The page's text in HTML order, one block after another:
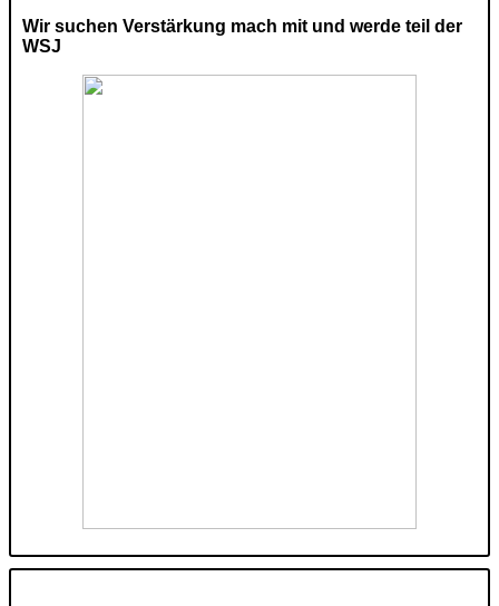
Wir suchen Verstärkung mach mit und werde teil der
WSJ